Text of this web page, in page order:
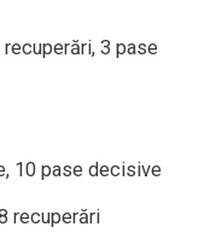
3 pase
10 pase decisive
recuperări